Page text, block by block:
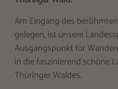
Am Eingang des
gelegen, ist unsere
Ausgangspunkt für
in die faszinierend schöne
Thüringer Waldes.